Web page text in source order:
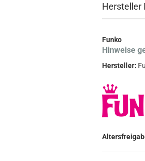
Hersteller
Funko
Hinweise
Hersteller: